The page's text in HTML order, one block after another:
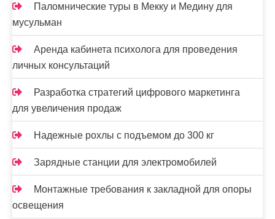
Паломнические туры в Мекку и Медину для
мусульман
Аренда кабинета психолога для проведения
личных консультаций
Разработка стратегий цифрового маркетинга
для увеличения продаж
Надежные рохлы с подъемом до 300 кг
Зарядные станции для электромобилей
Монтажные требования к закладной для опоры
освещения